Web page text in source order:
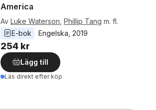
America
Av Luke Waterson Phillip Tang m. fl.
E-bok
Engelska 2019
254 kr
Lägg till
Läs direkt efter köp